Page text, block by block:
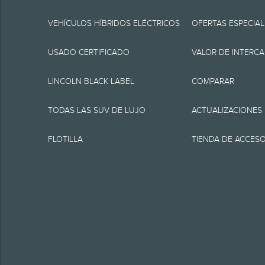
momento sin incurrir
fuente de
1.
MSRP actual para el
como tampoco
financiamiento,
presentación
clientes elegibles y
destino/despacho,
VEHÍCULOS HÍBRIDOS ELÉCTRICOS
USADO CERTIFICADO
LINCOLN BLACK LABEL
TODAS LAS SUV DE LUJO
FLOTILLA
OFERTAS
VALOR DE
COMPARAR
ACTUALIZACIONES
TIENDA DE